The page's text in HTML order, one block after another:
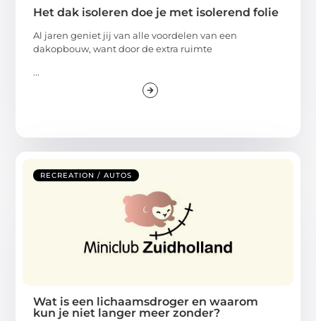
Het dak isoleren doe je met isolerend folie
Al jaren geniet jij van alle voordelen van een
dakopbouw, want door de extra ruimte
...
RECREATION / AUTOS
Wat is een lichaamsdroger en waarom
kun je niet langer meer zonder?